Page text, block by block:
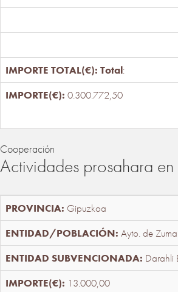
Total:
0.300.772,50
Cooperación
Actividades prosahara
Gipuzkoa
Ayto. de
Darahli
13.000,00